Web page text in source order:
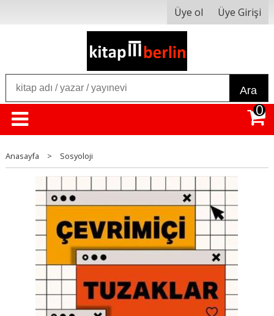
Üye ol Üye Girişi
Ara
0
Anasayfa > Sosyoloji